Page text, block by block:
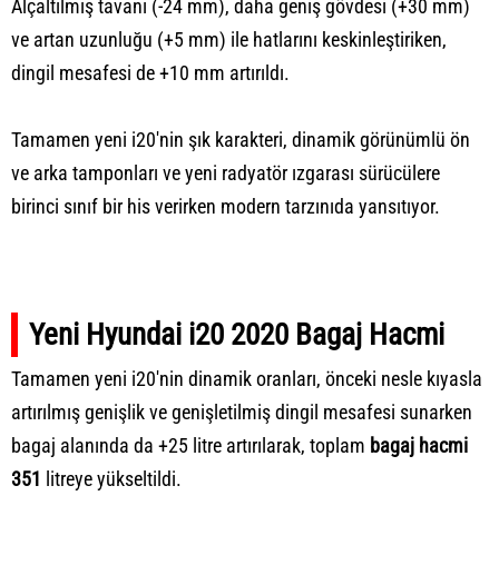
Alçaltılmış tavanı (-24 mm), daha geniş gövdesi (+30 mm)
ve artan uzunluğu (+5 mm) ile hatlarını keskinleştiriken,
dingil mesafesi de +10 mm artırıldı.
Tamamen yeni i20'nin şık karakteri, dinamik görünümlü ön
ve arka tamponları ve yeni radyatör ızgarası sürücülere
birinci sınıf bir his verirken modern tarzınıda yansıtıyor.
Yeni Hyundai i20 2020 Bagaj Hacmi
Tamamen yeni i20'nin dinamik oranları, önceki nesle kıyasla
artırılmış genişlik ve genişletilmiş dingil mesafesi sunarken
bagaj alanında da +25 litre artırılarak, toplam bagaj hacmi
351 litreye yükseltildi.